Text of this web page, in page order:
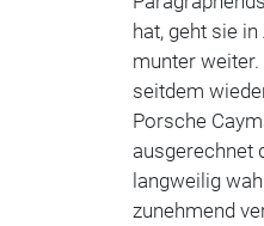
hat, geht sie
munter
seitdem
Porsche
ausgerechnet
langweilig
zunehmend